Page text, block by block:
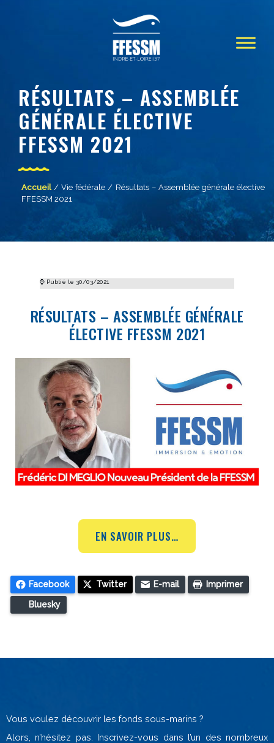
RÉSULTATS – ASSEMBLÉE
GÉNÉRALE ÉLECTIVE
FFESSM 2021
Accueil/Vie fédérale / Résultats – Assemblée générale élective
FFESSM 2021
⌚ Publié le 30/03/2021
RÉSULTATS – ASSEMBLÉE GÉNÉRALE
ÉLECTIVE FFESSM 2021
EN SAVOIR PLUS…
Facebook Twitter E-mail Imprimer
Bluesky
Vous voulez découvrir les fonds sous-marins ?
Alors, n’hésitez pas. Inscrivez-vous dans l’un des nombreux